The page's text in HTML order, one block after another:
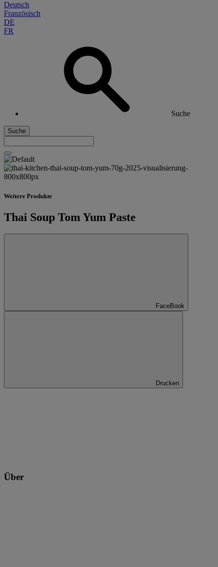
Deutsch
Französisch
DE
FR
Suche
Suche
Weitere Produkte
Thai Soup Tom Yum Paste
FaceBook
Drucken
Über